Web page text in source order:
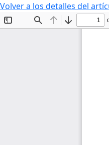
Volver a los detalles del